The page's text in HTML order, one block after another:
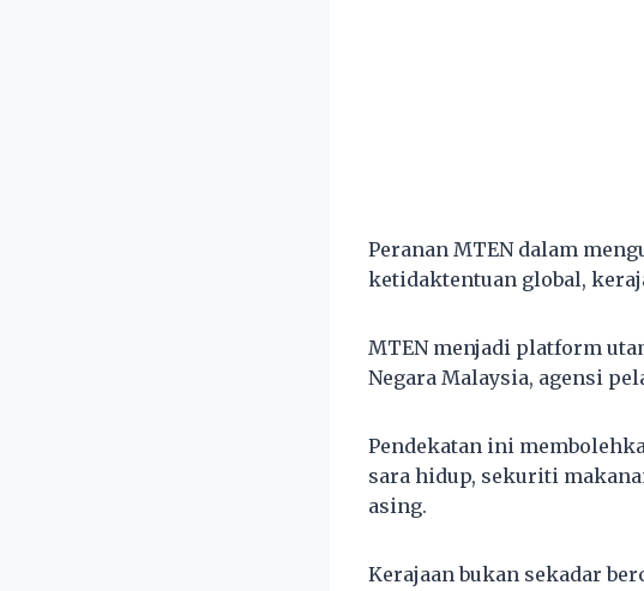
Peranan MTEN dalam
ketidaktentuan global,
MTEN menjadi platform
Negara Malaysia, agensi
Pendekatan ini
sara hidup, sekuriti
asing.
Kerajaan bukan sekadar